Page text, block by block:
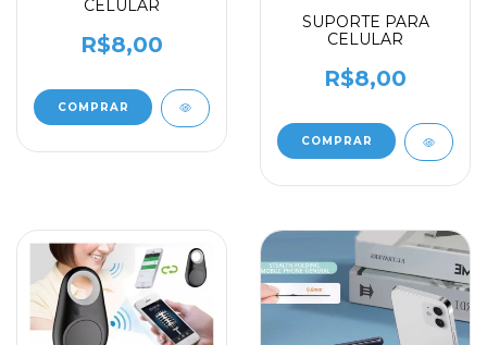
CELULAR
R$8,00
SUPORTE PARA
CELULAR
R$8,00
COMPRAR